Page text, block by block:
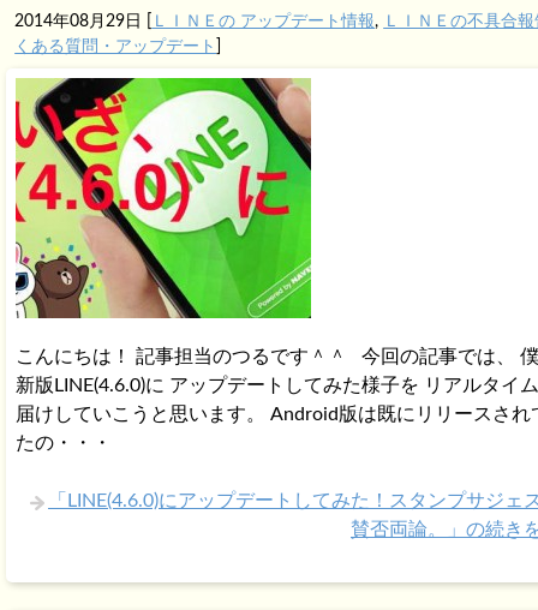
2014年08月29日 ＬＩＮＥの アップデート情報, ＬＩＮＥの不具合
くある質問・アップデート
こんにちは！ 記事担当のつるです＾＾ 今回の記事では、
新版LINE(4.6.0)に アップデートしてみた様子を リアルタイ
届けしていこうと思います。 Android版は既にリリースされ
たの・・・
「LINE(4.6.0)にアップデートしてみた！スタンプサジェ
賛否両論。」の続き